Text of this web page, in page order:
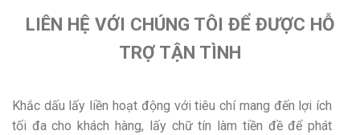
LIÊN HỆ VỚI CHÚNG TÔI ĐỂ ĐƯỢC HỖ
TRỢ TẬN TÌNH
Khắc dấu lấy liền hoạt động với tiêu chí mang đến lợi ích
tối đa cho khách hàng, lấy chữ tín làm tiền đề để phát